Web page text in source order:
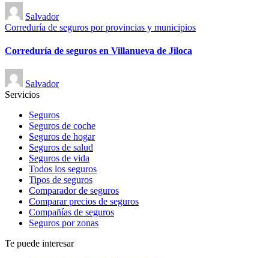
Publicado
por
Salvador
Publicado
Correduría de seguros por provincias y municipios
Correduría de seguros en Villanueva de Jiloca
Publicado
por
Salvador
Servicios
Seguros
Seguros de coche
Seguros de hogar
Seguros de salud
Seguros de vida
Todos los seguros
Tipos de seguros
Comparador de seguros
Comparar precios de seguros
Compañías de seguros
Seguros por zonas
Te puede interesar